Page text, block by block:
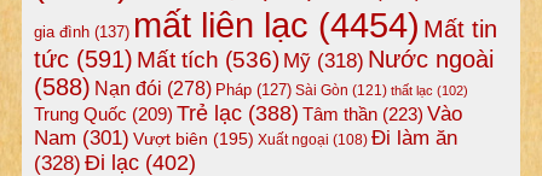
gia đình(137) mất liên lạc (4454) Mất tin
tức(591) Mất tích (536) Mỹ(318) Nước ngoài
(588) Nạn đói (278) Pháp(127) Sài Gòn (121) thất lạc (102)
Trung Quốc (209) Trẻ lạc(388) Tâm thần(223) Vào
Nam (301) Vượt biên (195) Xuất ngoại (108) Đi làm ăn
(328) Đi lạc(402)